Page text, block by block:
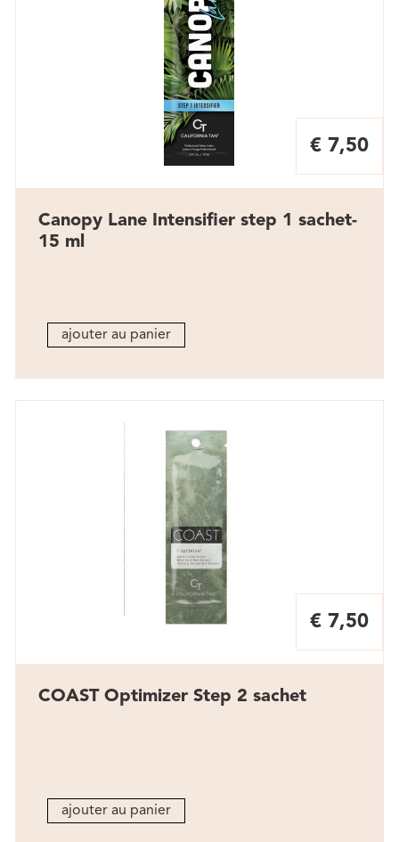
€ 7,50
Canopy Lane Intensifier step 1 sachet-
15 ml
ajouter au panier
€ 7,50
COAST Optimizer Step 2 sachet
ajouter au panier